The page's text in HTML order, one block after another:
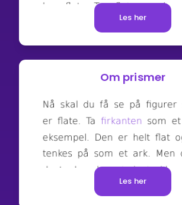
Les her
Om prismer
Les her